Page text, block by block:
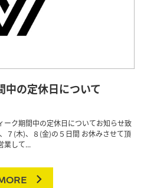
中の定休日について
ク期間中の定休日についてお知らせ致
７(木)、８(金)の５日間 お休みさせて頂
業して...